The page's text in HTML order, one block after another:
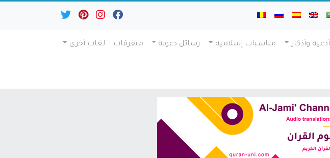
أدعية وأذكار مناسبات إسلامية رسائل دعوية متفرقات لغات أخرى